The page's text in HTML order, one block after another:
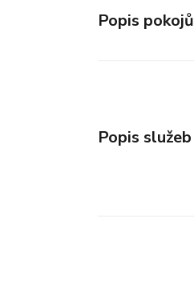
Popis pokojů
Popis služeb